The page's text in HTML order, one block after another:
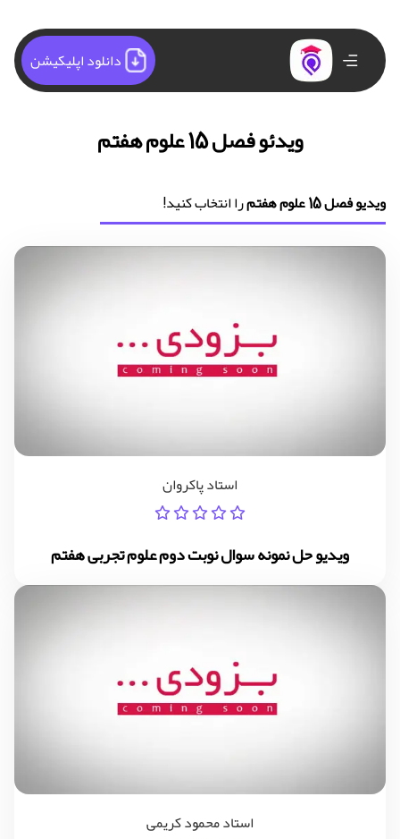
دانلود اپلیکیشن
ویدئو فصل 15 علوم هفتم
ویدیو فصل 15 علوم هفتم را انتخاب کنید!
استاد پاکروان
ویدیو حل نمونه سوال نوبت دوم علوم تجربی هفتم
استاد محمود کریمی